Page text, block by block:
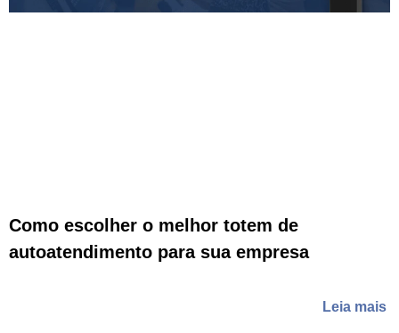
Como escolher o melhor totem de
autoatendimento para sua empresa
Leia mais